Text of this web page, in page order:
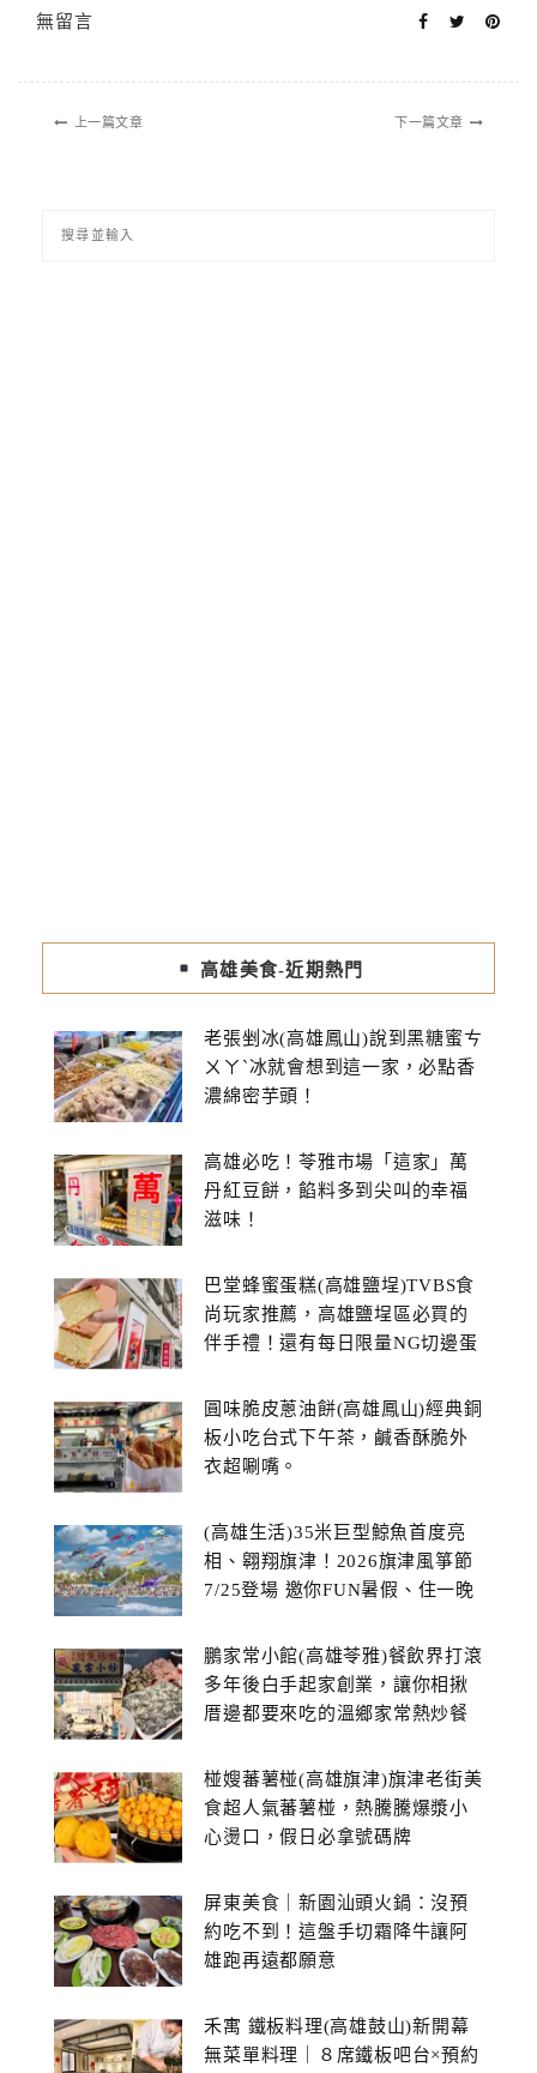
無留言
上一篇文章 下一篇文章
高雄美食-近期熱門
老張剉冰(高雄鳳山)說到黑糖蜜ㄘ
ㄨㄚˋ冰就會想到這一家，必點香
濃綿密芋頭！
高雄必吃！苓雅市場「這家」萬
丹紅豆餅，餡料多到尖叫的幸福
滋味！
巴堂蜂蜜蛋糕(高雄鹽埕)TVBS食
尚玩家推薦，高雄鹽埕區必買的
伴手禮！還有每日限量NG切邊蛋
圓味脆皮蔥油餅(高雄鳳山)經典銅
板小吃台式下午茶，鹹香酥脆外
衣超唰嘴。
(高雄生活)35米巨型鯨魚首度亮
相、翱翔旗津！2026旗津風箏節
7/25登場 邀你FUN暑假、住一晚
鵬家常小館(高雄苓雅)餐飲界打滾
多年後白手起家創業，讓你相揪
厝邊都要來吃的溫鄉家常熱炒餐
椪嫂蕃薯椪(高雄旗津)旗津老街美
食超人氣蕃薯椪，熱騰騰爆漿小
心燙口，假日必拿號碼牌
屏東美食｜新園汕頭火鍋：沒預
約吃不到！這盤手切霜降牛讓阿
雄跑再遠都願意
禾寓 鐵板料理(高雄鼓山)新開幕
無菜單料理｜８席鐵板吧台×預約